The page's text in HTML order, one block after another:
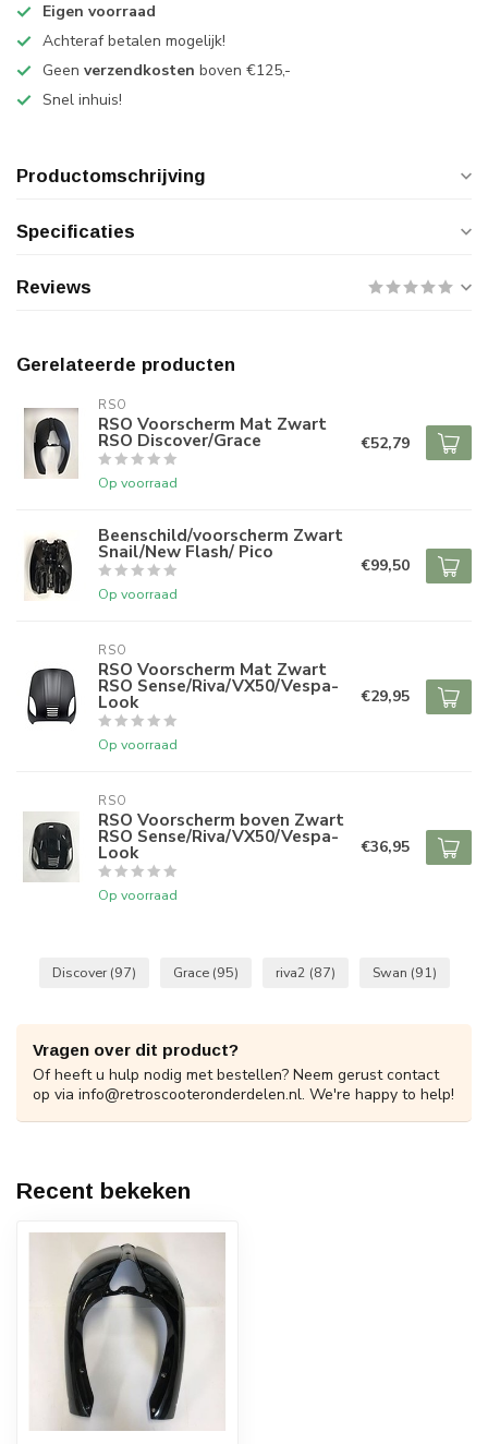
Eigen voorraad
Achteraf betalen mogelijk!
Geen verzendkosten boven €125,-
Snel inhuis!
Productomschrijving
Specificaties
Reviews
Gerelateerde producten
RSO
RSO Voorscherm Mat Zwart
RSO Discover/Grace
Op voorraad
€52,79
Beenschild/voorscherm Zwart
Snail/New Flash/ Pico
Op voorraad
€99,50
RSO
RSO Voorscherm Mat Zwart
RSO Sense/Riva/VX50/Vespa-
Look
Op voorraad
€29,95
RSO
RSO Voorscherm boven Zwart
RSO Sense/Riva/VX50/Vespa-
Look
Op voorraad
€36,95
Discover (97) Grace (95) riva2 (87) Swan (91)
Vragen over dit product?
Of heeft u hulp nodig met bestellen? Neem gerust contact
op via info@retroscooteronderdelen.nl. We're happy to help!
Recent bekeken